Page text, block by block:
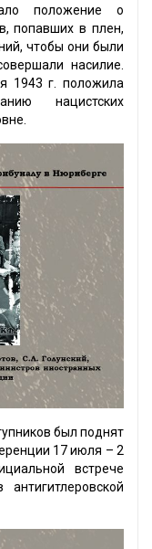
положение о
попавших в плен,
чтобы они были
насилие.
1943 г. положила
нацистских
был поднят
17 июля – 2
встрече